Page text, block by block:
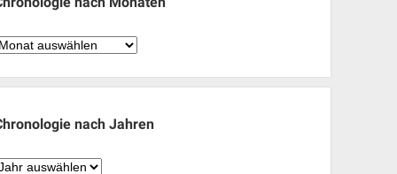
Chronologie
nach Jahren